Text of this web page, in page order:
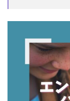
バー
の意味や
メッセー
ジは？
ツイ
ンレイ｜